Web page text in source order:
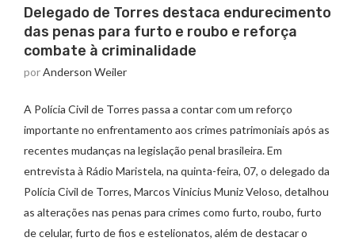
Delegado de Torres destaca endurecimento
das penas para furto e roubo e reforça
combate à criminalidade
porAnderson Weiler
A Polícia Civil de Torres passa a contar com um reforço
importante no enfrentamento aos crimes patrimoniais após as
recentes mudanças na legislação penal brasileira. Em
entrevista à Rádio Maristela, na quinta-feira, 07, o delegado da
Polícia Civil de Torres, Marcos Vinicius Muniz Veloso, detalhou
as alterações nas penas para crimes como furto, roubo, furto
de celular, furto de fios e estelionatos, além de destacar o